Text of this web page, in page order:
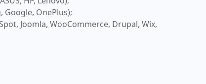
Google, OnePlus);
Joomla, WooCommerce, Drupal, Wix,